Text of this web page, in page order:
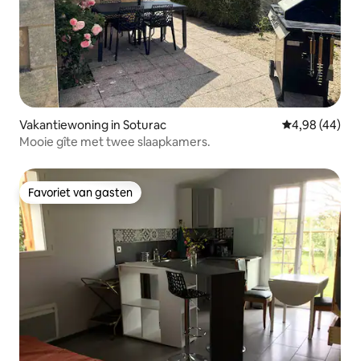
Vakantiewoning in Soturac Gemiddelde
4,98 (44)
Mooie gîte met twee slaapkamers.
Favoriet van gasten
Favoriet van gasten